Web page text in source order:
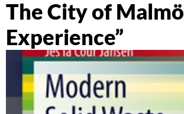
The City of Malmö
Experience”